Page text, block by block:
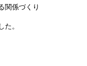
関係づくり
。